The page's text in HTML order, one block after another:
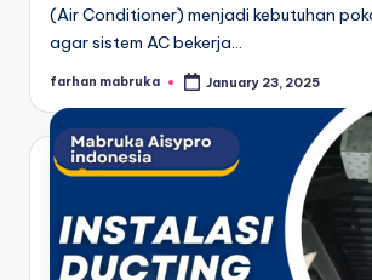
(Air Conditioner) menjadi kebutuhan
agar sistem AC bekerja…
Posted
farhan mabruka January 23, 2025